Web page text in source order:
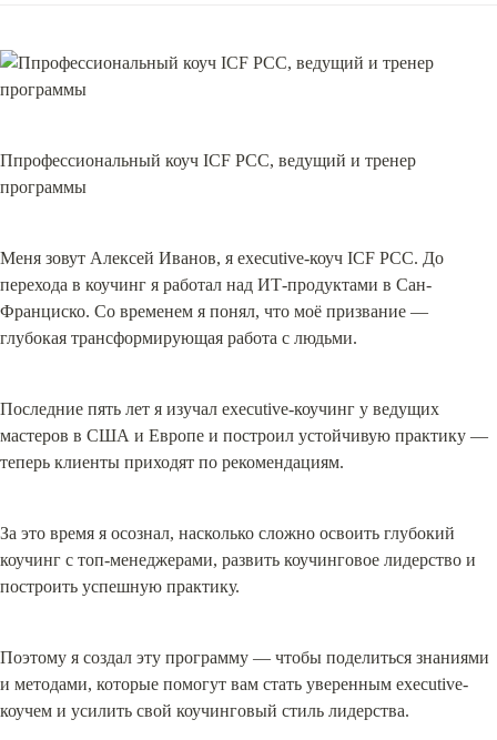
Ппрофессиональный коуч ICF PCC, ведущий и тренер
программы
Меня зовут Алексей Иванов, я executive-коуч ICF PCC. До
перехода в коучинг я работал над ИТ-продуктами в Сан-
Франциско. Со временем я понял, что моё призвание —
глубокая трансформирующая работа с людьми.
Последние пять лет я изучал executive-коучинг у ведущих
мастеров в США и Европе и построил устойчивую практику —
теперь клиенты приходят по рекомендациям.
За это время я осознал, насколько сложно освоить глубокий
коучинг с топ-менеджерами, развить коучинговое лидерство и
построить успешную практику.
Поэтому я создал эту программу — чтобы поделиться знаниями
и методами, которые помогут вам стать уверенным executive-
коучем и усилить свой коучинговый стиль лидерства.